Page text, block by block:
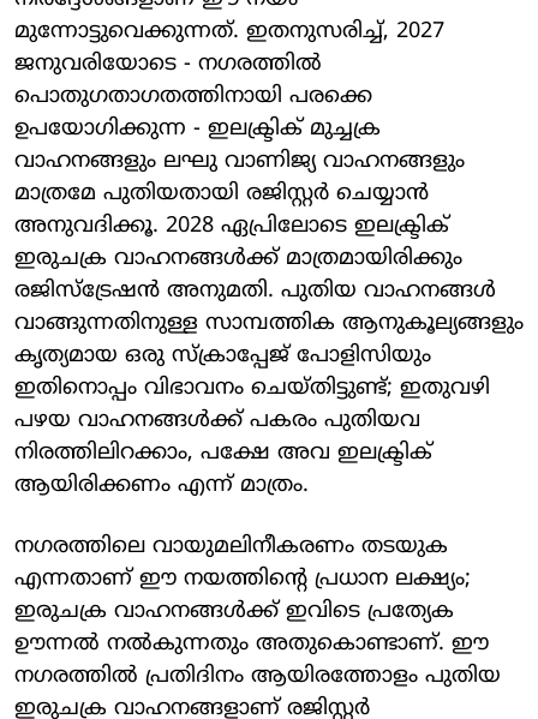
മുന്നോട്ടുവെക്കുന്നത്. ഇതനുസരിച്ച്, 2027
ജനുവരിയോടെ - നഗരത്തിൽ
പൊതുഗതാഗതത്തിനായി പരക്കെ
ഉപയോഗിക്കുന്ന - ഇലക്ട്രിക് മുച്ചക്ര
വാഹനങ്ങളും ലഘു വാണിജ്യ വാഹനങ്ങളും
മാത്രമേ പുതിയതായി രജിസ്റ്റർ ചെയ്യാൻ
അനുവദിക്കൂ. 2028 ഏപ്രിലോടെ ഇലക്ട്രിക്
ഇരുചക്ര വാഹനങ്ങൾക്ക് മാത്രമായിരിക്കും
രജിസ്ട്രേഷൻ അനുമതി. പുതിയ വാഹനങ്ങൾ
വാങ്ങുന്നതിനുള്ള സാമ്പത്തിക ആനുകൂല്യങ്ങളും
കൃത്യമായ ഒരു സ്ക്രാപ്പേജ് പോളിസിയും
ഇതിനൊപ്പം വിഭാവനം ചെയ്തിട്ടുണ്ട്; ഇതുവഴി
പഴയ വാഹനങ്ങൾക്ക് പകരം പുതിയവ
നിരത്തിലിറക്കാം, പക്ഷേ അവ ഇലക്ട്രിക്
ആയിരിക്കണം എന്ന് മാത്രം.
നഗരത്തിലെ വായുമലിനീകരണം തടയുക
എന്നതാണ് ഈ നയത്തിന്റെ പ്രധാന ലക്ഷ്യം;
ഇരുചക്ര വാഹനങ്ങൾക്ക് ഇവിടെ പ്രത്യേക
ഊന്നൽ നൽകുന്നതും അതുകൊണ്ടാണ്. ഈ
നഗരത്തിൽ പ്രതിദിനം ആയിരത്തോളം പുതിയ
ഇരുചക്ര വാഹനങ്ങളാണ് രജിസ്റ്റർ